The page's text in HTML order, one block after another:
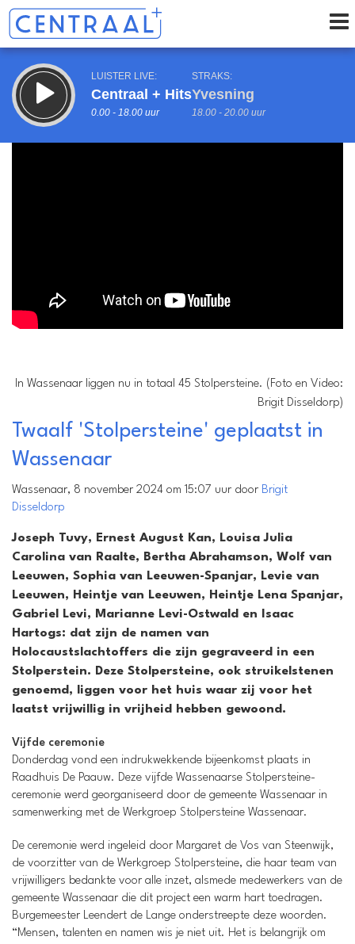
LUISTER LIVE:
Centraal + Hits
0.00 - 18.00 uur
STRAKS:
Yvesning
18.00 - 20.00 uur
In Wassenaar liggen nu in totaal 45 Stolpersteine. (Foto en Video:
Brigit Disseldorp)
Twaalf 'Stolpersteine' geplaatst in
Wassenaar
Wassenaar, 8 november 2024 om 15:07 uur door Brigit
Disseldorp
Joseph Tuvy, Ernest August Kan, Louisa Julia
Carolina van Raalte, Bertha Abrahamson, Wolf van
Leeuwen, Sophia van Leeuwen-Spanjar, Levie van
Leeuwen, Heintje van Leeuwen, Heintje Lena Spanjar,
Gabriel Levi, Marianne Levi-Ostwald en Isaac
Hartogs: dat zijn de namen van
Holocaustslachtoffers die zijn gegraveerd in een
Stolperstein. Deze Stolpersteine, ook struikelstenen
genoemd, liggen voor het huis waar zij voor het
laatst vrijwillig in vrijheid hebben gewoond.
Vijfde ceremonie
Donderdag vond een indrukwekkende bijeenkomst plaats in
Raadhuis De Paauw. Deze vijfde Wassenaarse Stolpersteine-
ceremonie werd georganiseerd door de gemeente Wassenaar in
samenwerking met de Werkgroep Stolpersteine Wassenaar.
De ceremonie werd ingeleid door Margaret de Vos van Steenwijk,
de voorzitter van de Werkgroep Stolpersteine, die haar team van
vrijwilligers bedankte voor alle inzet, alsmede medewerkers van de
gemeente Wassenaar die dit project een warm hart toedragen.
Burgemeester Leendert de Lange onderstreepte deze woorden.
“Mensen, talenten en namen wis je niet uit. Het is belangrijk om